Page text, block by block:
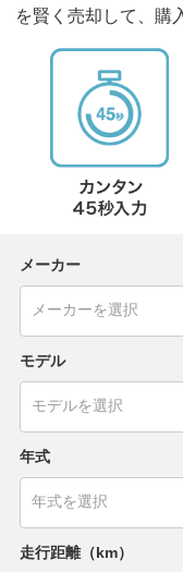
を賢く売却して、購
メーカー
モデル
年式
走行距離（km）